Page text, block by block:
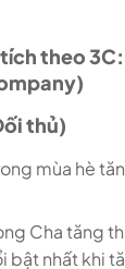
theo
thủ)
mùa hè
Cha tăng
bật nhất khi